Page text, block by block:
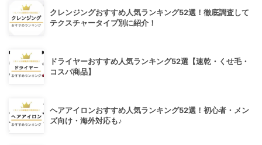
クレンジングおすすめ人気ランキング52選！徹底調査して
テクスチャータイプ別に紹介！
ドライヤーおすすめ人気ランキング52選【速乾・くせ毛・
コスパ商品】
ヘアアイロンおすすめ人気ランキング52選！初心者・メン
ズ向け・海外対応も♪